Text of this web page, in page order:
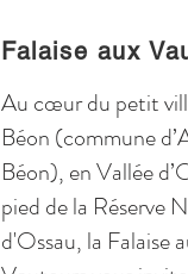
Falaise aux
Au cœur du petit
Béon (commune
Béon), en Vallée
pied de la Réserve
d'Ossau, la Falaise